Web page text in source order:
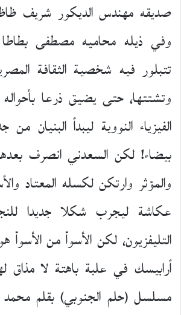
صديقه مهندس الديكور شريف
وفي ذيله محاميه مصطفى
تتبلور فيه شخصية الثقافة
وتشتتها، حتى يضيق ذرعا
الفيزياء النووية ليبدأ
بيضاء! لكن السعدني انصرف
والمؤثر وارتكن لكسله المعتاد
عكاشة ليجرب شكلا جديدا
التليفزيون، لكن الأسوأ من
أرابيسك في علبة باهتة لا
مسلسل (حلم الجنوبي) بقلم